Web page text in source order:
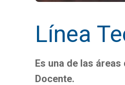
Línea
Es una de las
Docente.